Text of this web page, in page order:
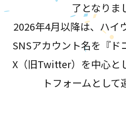
了となりま
2026年4月以降は、ハイ
SNSアカウント名を『ド
X（旧Twitter）を中心と
トフォームとして